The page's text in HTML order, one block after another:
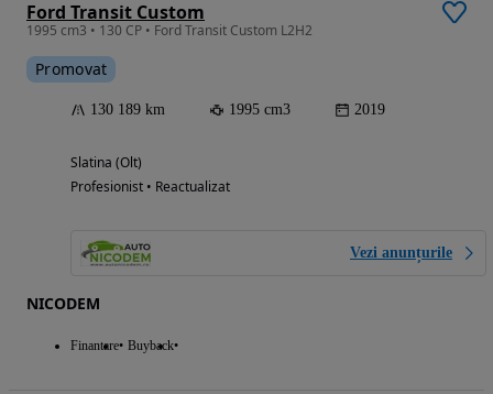
Ford Transit Custom
1995 cm3 • 130 CP • Ford Transit Custom L2H2
Promovat
130 189 km 1995 cm3 2019
Slatina (Olt)
Profesionist • Reactualizat
Vezi anunțurile
NICODEM
Finantare Buyback